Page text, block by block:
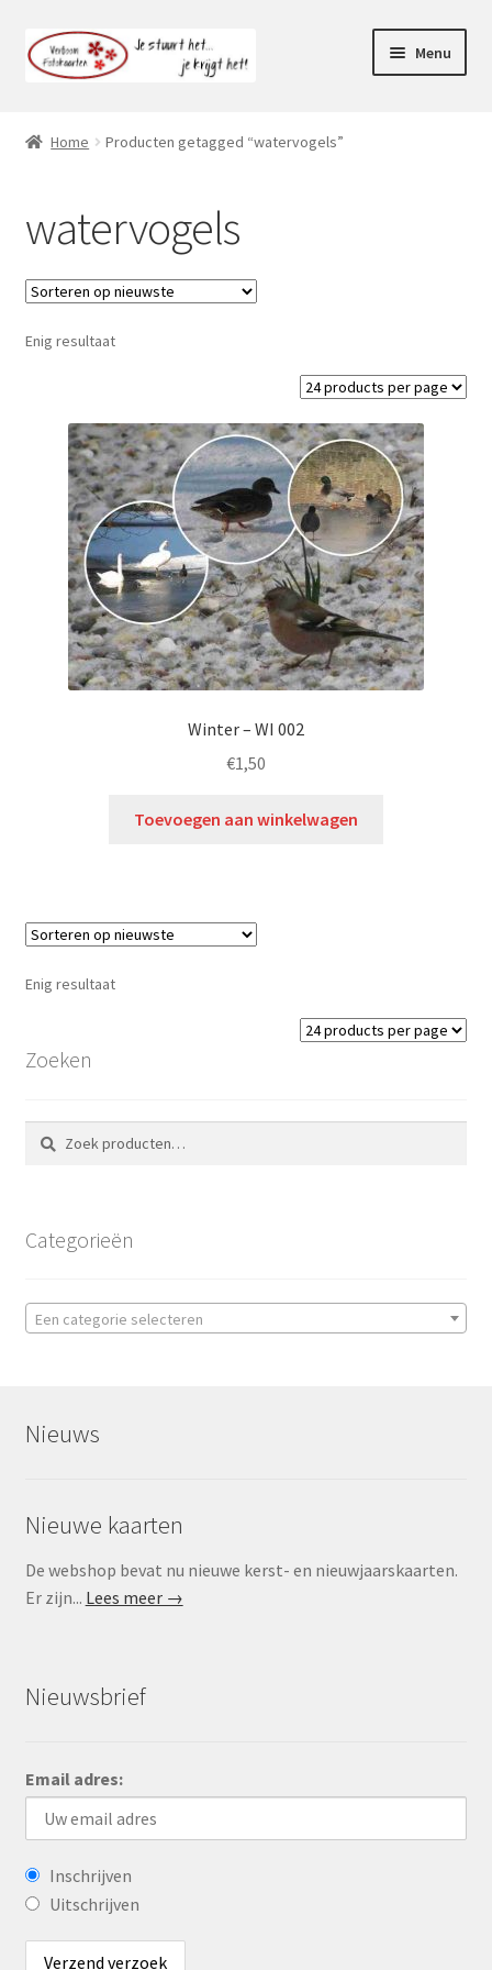
Ga
door
Ga
naar
Menu
Mijn account
Home Producten getagged “watervogels”
watervogels
Enig resultaat
Winter – WI 002
€1,50
Toevoegen aan winkelwagen
Enig resultaat
Zoeken
Zoeken
naar:
Zoeken
Categorieën
Een categorie selecteren
Nieuws
Nieuwe kaarten
De webshop bevat nu nieuwe kerst- en nieuwjaarskaarten.
Er zijn... Lees meer →
Nieuwsbrief
Email adres:
Inschrijven
Uitschrijven